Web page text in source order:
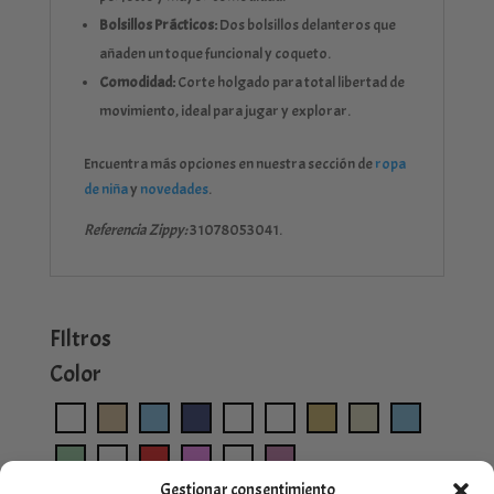
Bolsillos Prácticos:Dos bolsillos delanteros que
añaden un toque funcional y coqueto.
Comodidad:Corte holgado para total libertad de
movimiento, ideal para jugar y explorar.
Encuentra más opciones en nuestra sección deropa
de niñay novedades.
Referencia Zippy:31078053041.
FIltros
Color